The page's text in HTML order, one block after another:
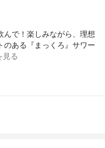
んで！楽しみながら、理想
ある『まっくろ』サワー
見る